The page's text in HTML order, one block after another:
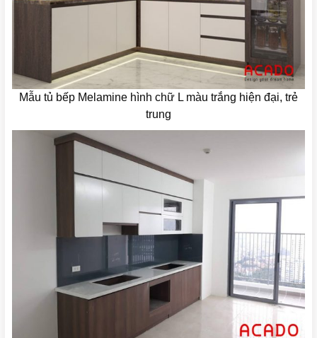
Mẫu tủ bếp Melamine hình chữ L màu trắng hiện đại, trẻ
trung